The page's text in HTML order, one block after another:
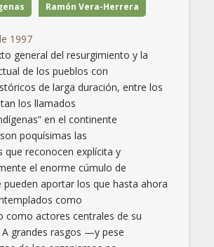
Ramón Vera-Herrera
1997
general del resurgimiento y la
de los pueblos con
de larga duración, entre los
los llamados
en el continente
poquísimas las
que reconocen explícita y
el enorme cúmulo de
pueden aportar los que hasta ahora
como
como actores centrales de su
A grandes rasgos —y pese